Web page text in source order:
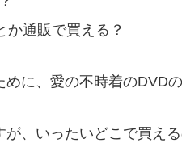
か通販で買える？
に、愛の不時着のDVD
が、いったいどこで買え